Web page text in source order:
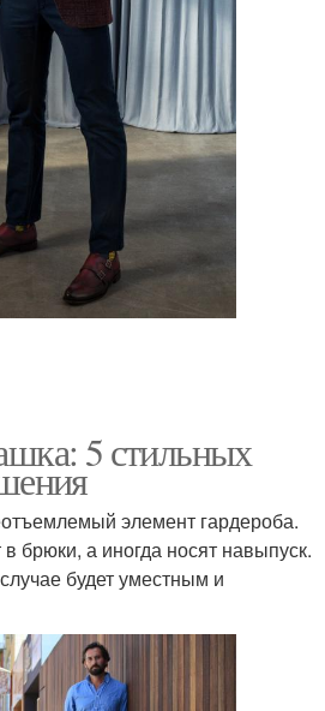
5 стильных
элемент гардероба.
брюки, а иногда носят навыпуск.
будет уместным и